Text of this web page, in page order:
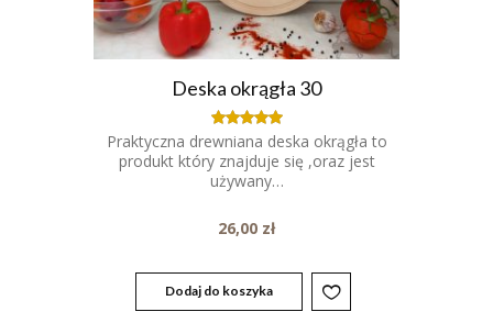
Deska okrągła 30
Oceniony
5.00
na 5.
Praktyczna drewniana deska okrągła to
produkt który znajduje się ,oraz jest
używany…
26,00 zł
Dodaj do koszyka